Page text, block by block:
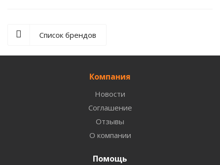
Список брендов
Компания
Новости
Соглашение
Отзывы
О компании
Помощь